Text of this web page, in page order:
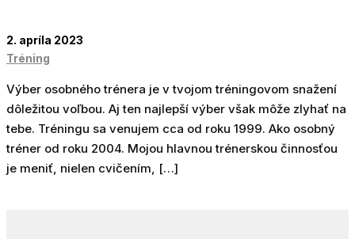
2. apríla 2023
Tréning
Výber osobného trénera je v tvojom tréningovom snažení
dôležitou voľbou. Aj ten najlepší výber však môže zlyhať na
tebe. Tréningu sa venujem cca od roku 1999. Ako osobný
tréner od roku 2004. Mojou hlavnou trénerskou činnosťou
je meniť, nielen cvičením, […]